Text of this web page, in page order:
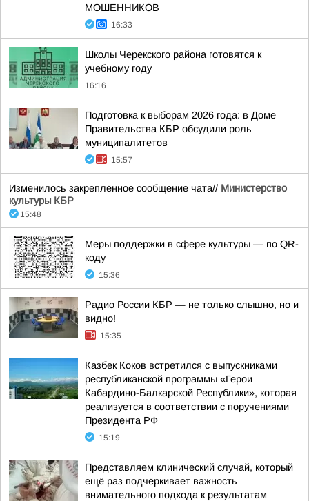
МОШЕННИКОВ
16:33
Школы Черекского района готовятся к
учебному году
16:16
Подготовка к выборам 2026 года: в Доме
Правительства КБР обсудили роль
муниципалитетов
15:57
Изменилось закреплённое сообщение чата// Министерство
культуры КБР
15:48
Меры поддержки в сфере культуры — по QR-
коду
15:36
Радио России КБР — не только слышно, но и
видно!
15:35
Казбек Коков встретился с выпускниками
республиканской программы «Герои
Кабардино-Балкарской Республики», которая
реализуется в соответствии с поручениями
Президента РФ
15:19
Представляем клинический случай, который
ещё раз подчёркивает важность
внимательного подхода к результатам